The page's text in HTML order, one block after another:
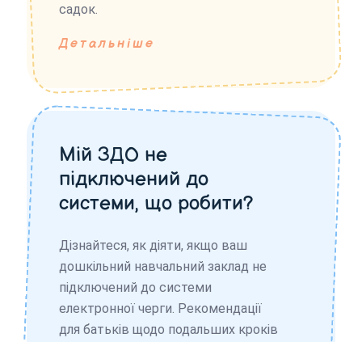
садок.
Детальніше
Мій ЗДО не
підключений до
системи, що робити?
Дізнайтеся, як діяти, якщо ваш
дошкільний навчальний заклад не
підключений до системи
електронної черги. Рекомендації
для батьків щодо подальших кроків